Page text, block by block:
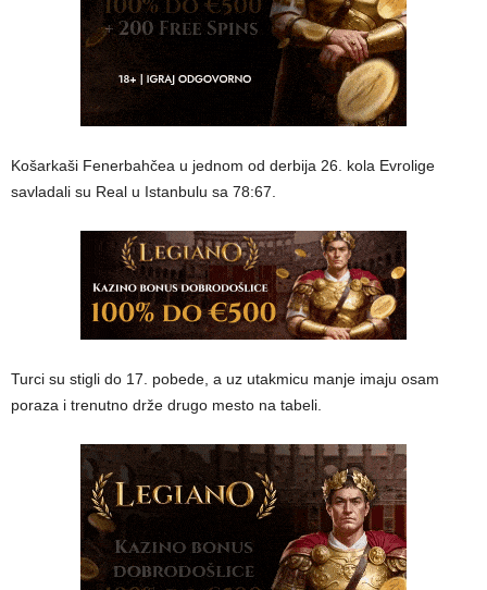
Košarkaši Fenerbahčea u jednom od derbija 26. kola Evrolige
savladali su Real u Istanbulu sa 78:67.
Turci su stigli do 17. pobede, a uz utakmicu manje imaju osam
poraza i trenutno drže drugo mesto na tabeli.